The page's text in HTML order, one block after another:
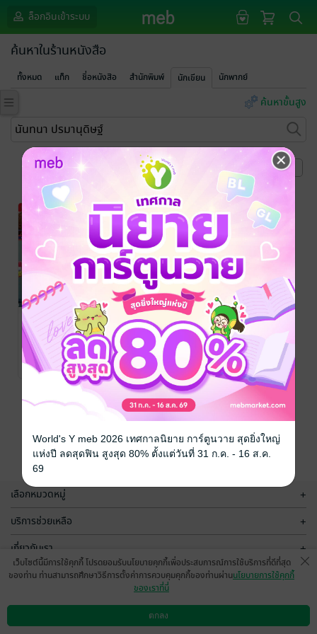
ล็อกอินเข้าระบบ
ค้นหาในร้านหนังสือ
ทั้งหมด แท็ก ชื่อหนังสือ สำนักพิมพ์ นักเขียน นักพากย์
ค้นหาขั้นสูง
หน้าที่ 1
โอชาอาเซียน
นันทนา ปรมานุดิษฐ์
/ สำนักพิมพ์มติชน
การประกอบอาหาร
1 Rating
เลือกหมวดหมู่ +
บริการช่วยเหลือ +
เกี่ยวกับเรา +
กลุ่มธุรกิจในเครือ
ดาวน์โหลดแอป วิธีการใช้งาน ติดต่อเรา
เว็บไซต์นี้มีการใช้คุกกี้ โปรดยอมรับนโยบายคุกกี้เพื่อประสบการณ์การใช้บริการที่ดีที่สุด
ของท่าน ท่านสามารถศึกษาวิธีการตั้งค่าการควบคุมคุกกี้ของท่านผ่านนโยบายการใช้คุกกี้
ของเราที่นี่
ตกลง
World's Y meb 2026 เทศกาลนิยาย การ์ตูนวาย สุดยิ่งใหญ่
แห่งปี ลดสุดฟิน สูงสุด 80% ตั้งแต่วันที่ 31 ก.ค. - 16 ส.ค.
69